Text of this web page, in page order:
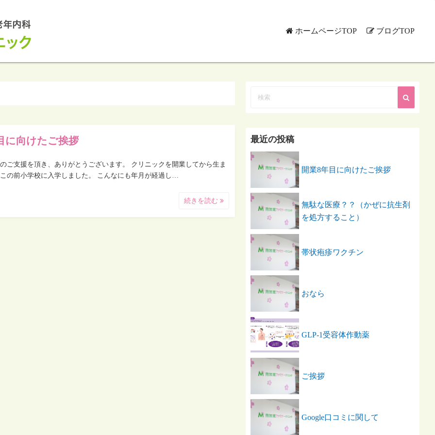
ホームページTOP ブログTOP
に向けたご挨拶
ご支援を頂き、ありがとうございます。 クリニックを開業してから生ま
の前小学校に入学しました。 こんなにも年月が経過し…
続きを読む
最近の投稿
開業8年目に向けたご挨拶
無駄な医療？？（かぜに抗生剤
を処方すること）
帯状疱疹ワクチン
おなら
GLP-1受容体作動薬
ご挨拶
Google口コミに関して